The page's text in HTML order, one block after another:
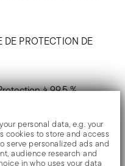
personal data, e.g. your
cookies to store and access
serve personalized ads and
audience research and
in who uses your data
PROTECTION DE
à 99,5 %
surfaces
tels que les